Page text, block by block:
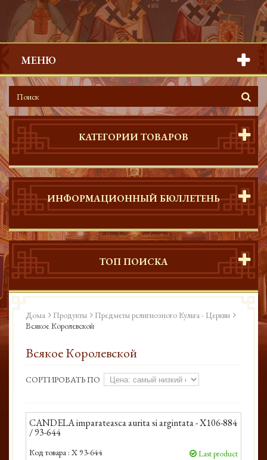
МЕНЮ
КАТЕГОРИИ ТОВАРОВ
ИНФОРМАЦИОННЫЙ БЮЛЛЕТЕНЬ
ТОП ПОИСКА
Дома Продукты
Предметы религиозного Культа - Церкви
Всякое Королевской
Всякое Королевской
СОРТИРОВАТЬ ПО
CANDELA imparateasca aurita si argintata - X106-884
/ 93-644
Код товара : X 93-644 Last product